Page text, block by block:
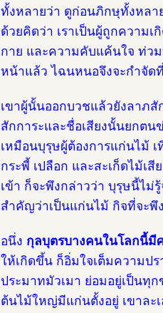
ทั้งหลายว่า ดูก่อนภิกษุทั้งหลา
ด้วยคิดว่า เราเป็นผู้ถูกความ
กาย และความคับแค้นใจ ท่ว
หน้าแล้ว ไฉนหนอจึงจะกำจัด
เขาผู้นั้นออกบวชแล้วยังลาภสั
สักการะและชื่อเสียงนั้นยกต
เหมือนบุรุษผู้ต้องการแก่นไม้
กระพี้ เปลือก และสะเก็ดไม้เ
เข้า ก็จะพึงกล่าวว่า บุรุษนี้ไม่
สำคัญว่าเป็นแก่นไม้ กิจที่จะพึ
อนึ่ง กุลบุตรบางคนในโลกนี้มี
ให้เกิดขึ้น ก็อิ่มใจเต็มความป
ประมาทมัวเมา ย่อมอยู่เป็นทุ
ต้นไม้ใหญ่มีแก่นตั้งอยู่ เขาละ